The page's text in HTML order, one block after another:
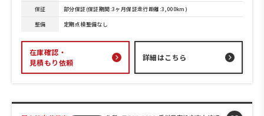
保証
部分保証(保証期間:3ヶ月保証走行距離:3,000km)
整備
定期点検整備なし
在庫確認・
見積もり依頼
詳細はこちら